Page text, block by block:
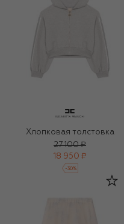
Хлопковая толстовка
27 100 ₽
18 950 ₽
-30%